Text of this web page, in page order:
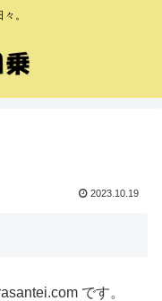
。
2023.10.19
です。